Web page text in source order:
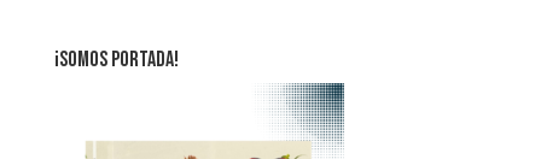
¡SOMOS PORTADA!